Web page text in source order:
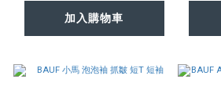
加入購物車